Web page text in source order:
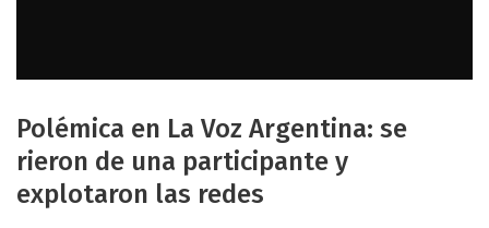
Polémica en La Voz Argentina: se
rieron de una participante y
explotaron las redes